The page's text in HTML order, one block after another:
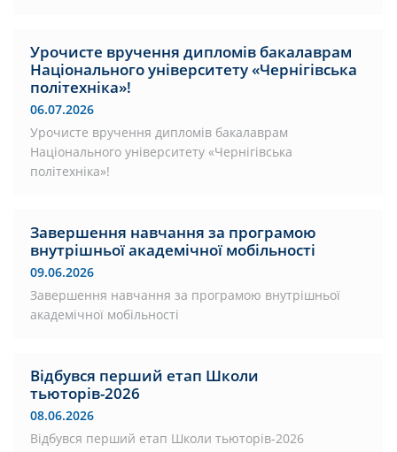
Урочисте вручення дипломів бакалаврам
Національного університету «Чернігівська
політехніка»!
06.07.2026
Урочисте вручення дипломів бакалаврам
Національного університету «Чернігівська
політехніка»!
Завершення навчання за програмою
внутрішньої академічної мобільності
09.06.2026
Завершення навчання за програмою внутрішньої
академічної мобільності
Відбувся перший етап Школи
тьюторів-2026
08.06.2026
Відбувся перший етап Школи тьюторів-2026